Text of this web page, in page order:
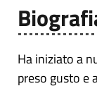
Ha iniziato a
preso gusto e